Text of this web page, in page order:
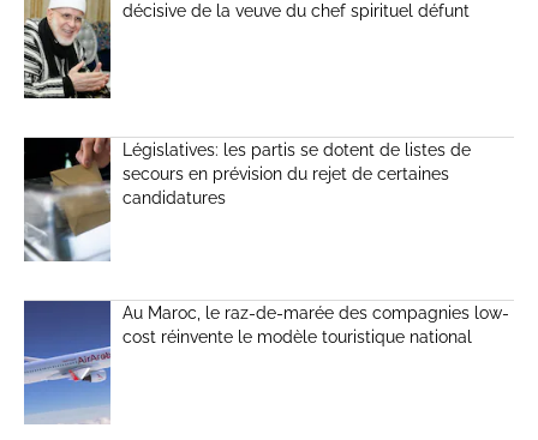
décisive de la veuve du chef spirituel défunt
Législatives: les partis se dotent de listes de
secours en prévision du rejet de certaines
candidatures
Au Maroc, le raz-de-marée des compagnies low-
cost réinvente le modèle touristique national